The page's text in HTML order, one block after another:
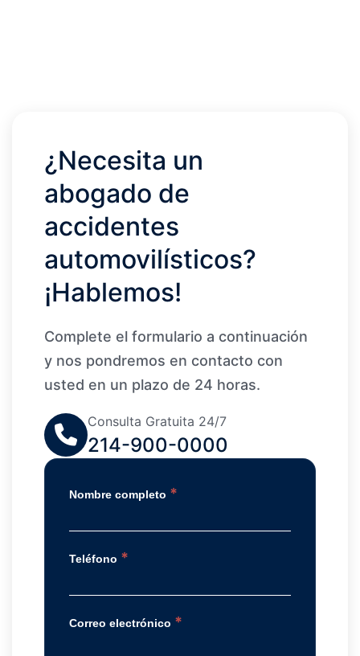
¿Necesita un
abogado de
accidentes
automovilísticos?
¡Hablemos!
Complete el formulario a continuación
y nos pondremos en contacto con
usted en un plazo de 24 horas.
Consulta Gratuita 24/7
214-900-0000
Nombre completo *
Teléfono *
Correo electrónico *